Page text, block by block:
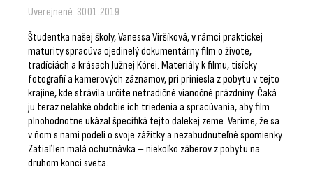
Uverejnené: 30.01.2019
Študentka našej školy, Vanessa Viršíková, v rámci praktickej
maturity spracúva ojedinelý dokumentárny film o živote,
tradíciách a krásach Južnej Kórei. Materiály k filmu, tisícky
fotografií a kamerových záznamov, pri priniesla z pobytu v tejto
krajine, kde strávila určite netradičné vianočné prázdniny. Čaká
ju teraz neľahké obdobie ich triedenia a spracúvania, aby film
plnohodnotne ukázal špecifiká tejto ďalekej zeme. Veríme, že sa
v ňom s nami podelí o svoje zážitky a nezabudnuteľné spomienky.
Zatiaľ len malá ochutnávka – niekoľko záberov z pobytu na
druhom konci sveta.